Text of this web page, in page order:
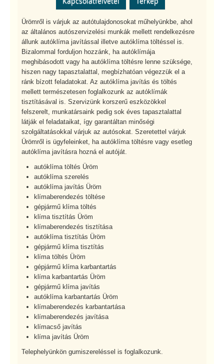
Ürömről is várjuk az autótulajdonosokat műhelyünkbe, ahol
az általános autószervizelési munkák mellett rendelkezésre
állunk autóklíma javítással illetve autóklíma töltéssel is.
Bizalommal forduljon hozzánk, ha autóklímája
meghibásodott vagy ha autóklíma töltésre lenne szüksége,
hiszen nagy tapasztalattal, megbízhatóan végezzük el a
ránk bízott feladatokat. Az autóklíma javítás és töltés
mellett természetesen foglalkozunk az autóklímák
tisztításával is. Szervizünk korszerű eszközökkel
felszerelt, munkatársaink pedig sok éves tapasztalattal
látják el feladataikat, így garantáltan minőségi
szolgáltatásokkal várjuk az autósokat. Szeretettel várjuk
Ürömről is ügyfeleinket, ha autóklíma töltésre vagy esetleg
autóklíma javításra hozná el autóját.
autóklíma töltés Üröm
autóklíma szerelés
autóklíma javítás Üröm
klímaberendezés töltése
gépjármű klíma töltés
klíma tisztítás Üröm
klímaberendezés tisztítása
autóklíma tisztítás Üröm
gépjármű klíma tisztítás
klíma töltés Üröm
gépjármű klíma karbantartás
klíma karbantartás Üröm
gépjármű klíma javítás
autóklíma karbantartás Üröm
klímaberendezés karbantartása
klímaberendezés javítása
klímacső javítás
klíma javítás Üröm
Telephelyünkön gumiszereléssel is foglalkozunk.